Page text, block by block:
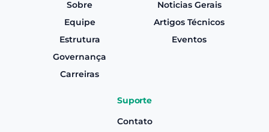
Sobre
Equipe
Estrutura
Governança
Carreiras
Noticias Gerais
Artigos Técnicos
Eventos
Suporte
Contato